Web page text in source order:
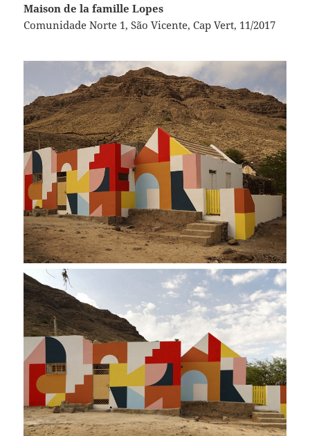
Maison de la famille Lopes
Comunidade Norte 1, São Vicente, Cap Vert, 11/2017